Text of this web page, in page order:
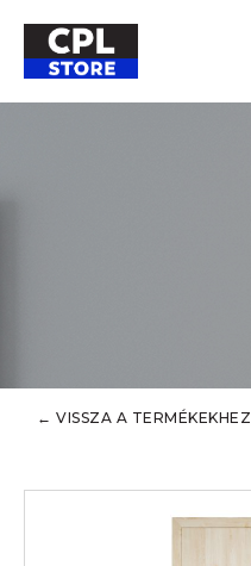
← VISSZA A TERMÉKEKHEZ